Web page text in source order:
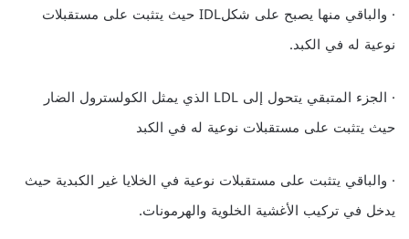
· والباقي منها يصبح على شكلIDL حيث يتثبت على مستقبلات
نوعية له في الكبد.
· الجزء المتبقي يتحول إلى LDL الذي يمثل الكولسترول الضار
حيث يتثبت على مستقبلات نوعية له في الكبد
· والباقي يتثبت على مستقبلات نوعية في الخلايا غير الكبدية حيث
يدخل في تركيب الأغشية الخلوية والهرمونات.